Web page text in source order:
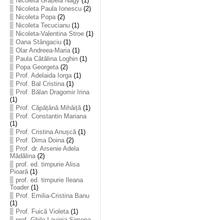
Nicoleta Paula Ionescu(2)
Nicoleta Popa(2)
Nicoleta Tecucianu(1)
Nicoleta-Valentina Stroe(1)
Oana Stângaciu(1)
Olar Andreea-Maria(1)
Paula Cătălina Loghin(1)
Popa Georgeta(2)
Prof. Adelaida Iorga(1)
Prof. Bal Cristina(1)
Prof. Bălan Dragomir Irina
(1)
Prof. Căpățână Mihăiță(1)
Prof. Constantin Mariana
(1)
Prof. Cristina Anușcă(1)
Prof. Dima Doina(2)
Prof. dr. Arsenie Adela
Mădălina(2)
prof. ed. timpurie Alisa
Pioară(1)
prof. ed. timpurie Ileana
Toader(1)
Prof. Emilia-Cristina Banu
(1)
Prof. Fuică Violeta(1)